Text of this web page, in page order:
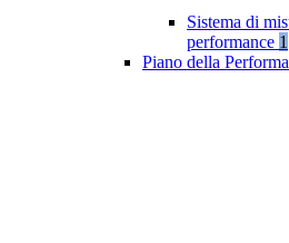
Sistema di
performance 1
Piano della